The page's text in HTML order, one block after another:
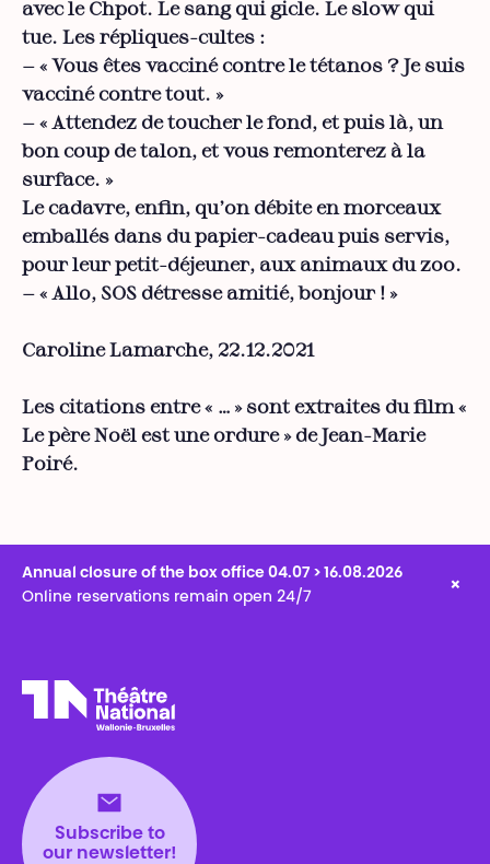
avec le Chpot. Le sang qui gicle. Le slow qui
tue. Les répliques-cultes :
— « Vous êtes vacciné contre le tétanos ? Je suis
vacciné contre tout. »
— « Attendez de toucher le fond, et puis là, un
bon coup de talon, et vous remonterez à la
surface. »
Le cadavre, enfin, qu’on débite en morceaux
emballés dans du papier-cadeau puis servis,
pour leur petit-déjeuner, aux animaux du zoo.
— « Allo, SOS détresse amitié, bonjour ! »
Caroline Lamarche, 22.12.2021
Les citations entre « … » sont extraites du film «
Le père Noël est une ordure » de Jean-Marie
Poiré.
Annual closure of the box office 04.07 > 16.08.2026
Online reservations remain open 24/7
×
Subscribe to
our newsletter!